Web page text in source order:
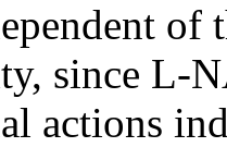
since L-
actions